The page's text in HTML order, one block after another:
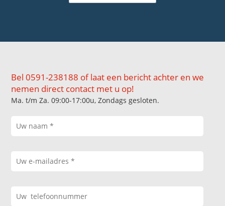
Bel 0591-238188 of laat een bericht achter en we
nemen direct contact met u op!
Ma. t/m Za. 09:00-17:00u, Zondags gesloten.